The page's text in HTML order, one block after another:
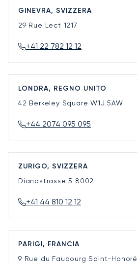
GINEVRA, SVIZZERA
29 Rue Lect 1217
+41 22 782 12 12
LONDRA, REGNO UNITO
42 Berkeley SquareW1J 5AW
+44 2074 095 095
ZURIGO, SVIZZERA
Dianastrasse 5 8002
+41 44 810 12 12
PARIGI, FRANCIA
9 Rue du Faubourg Saint-Honoré